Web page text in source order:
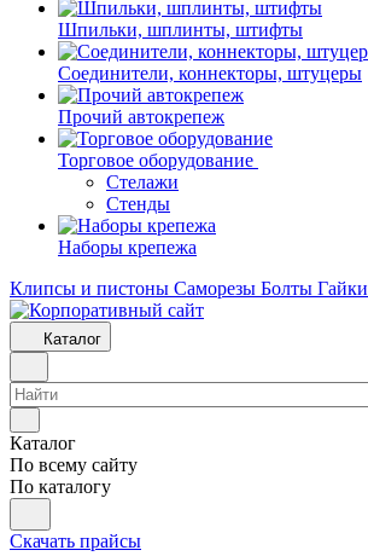
Шпильки, шплинты, штифты
Соединители, коннекторы, штуцеры
Прочий автокрепеж
Торговое оборудование
Стелажи
Стенды
Наборы крепежа
Клипсы и пистоны Саморезы Болты Гайки
Каталог
Каталог
По всему сайту
По каталогу
Скачать прайсы